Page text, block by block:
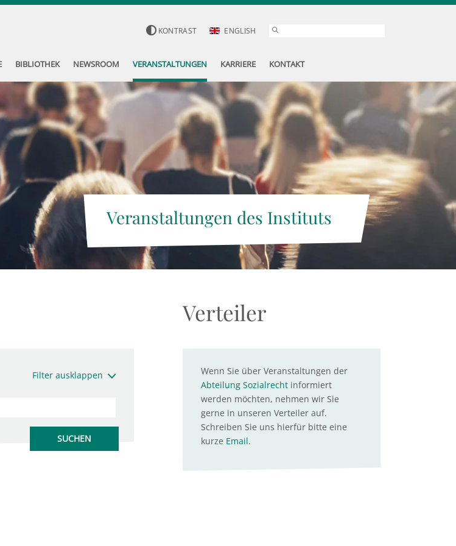
KONTRAST ENGLISH
BIBLIOTHEK NEWSROOM VERANSTALTUNGEN KARRIERE KONTAKT
Veranstaltungen des Instituts
Filter ausklappen
Verteiler
Wenn Sie über Veranstaltungen der
Abteilung Sozialrechtinformiert
werden möchten, nehmen wir Sie
gerne in unseren Verteiler auf.
Schreiben Sie uns hierfür bitte eine
kurze Email.